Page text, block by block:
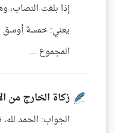
إذا بلغت النصاب،
يعني: خمسة أوسق
المجموع ...
زكاة الخارج من
الجواب: الحمد لله،